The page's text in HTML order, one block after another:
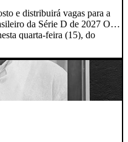
e distribuirá vagas para a
da Série D de 2027 O
quarta-feira (15), do
Futebol, em Balneário